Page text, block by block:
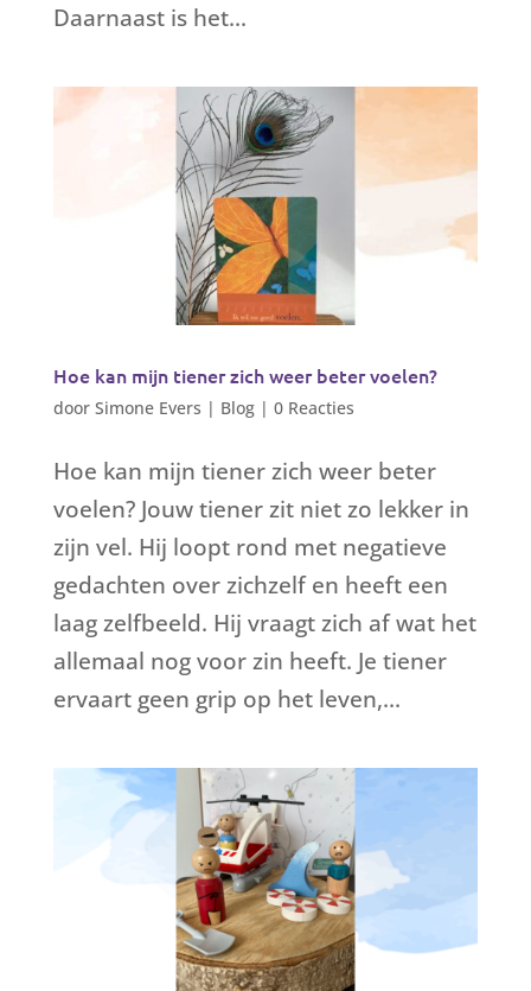
Daarnaast is het...
Hoe kan mijn tiener zich weer beter voelen?
door Simone Evers | Blog| 0 Reacties
Hoe kan mijn tiener zich weer beter
voelen? Jouw tiener zit niet zo lekker in
zijn vel. Hij loopt rond met negatieve
gedachten over zichzelf en heeft een
laag zelfbeeld. Hij vraagt zich af wat het
allemaal nog voor zin heeft. Je tiener
ervaart geen grip op het leven,...